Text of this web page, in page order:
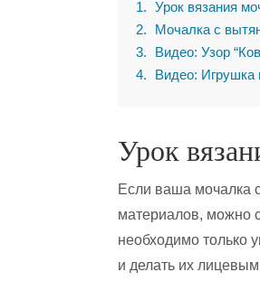
1
Урок вязания
2
Мочалка с
3
Видео: Узор
4
Видео: Игрушка
Урок
Если ваша мочалка
материалов, можно
необходимо только
и делать их